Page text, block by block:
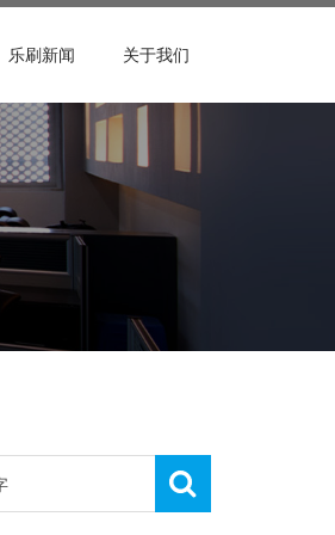
乐刷新闻 关于我们